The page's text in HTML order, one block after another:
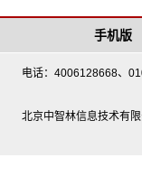
手机版
电话：4006128668、
北京中智林信息技术有